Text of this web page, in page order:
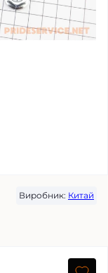
Виробник: Китай